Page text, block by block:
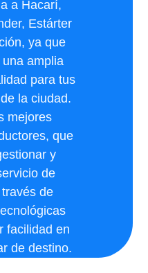
a Hacarí,
Estárter
ya que
amplia
para tus
la ciudad.
mejores
que
y
de
de
facilidad en
de destino.